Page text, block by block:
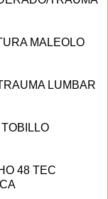
MALEOLO
LUMBAR
48 TEC